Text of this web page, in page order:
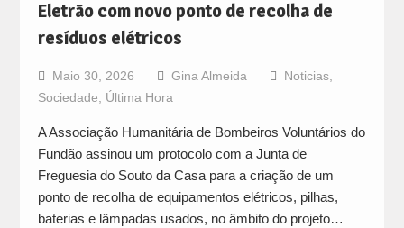
Eletrão com novo ponto de recolha de
resíduos elétricos
Maio 30, 2026 Gina Almeida Noticias,
Sociedade, Última Hora
A Associação Humanitária de Bombeiros Voluntários do
Fundão assinou um protocolo com a Junta de
Freguesia do Souto da Casa para a criação de um
ponto de recolha de equipamentos elétricos, pilhas,
baterias e lâmpadas usados, no âmbito do projeto…